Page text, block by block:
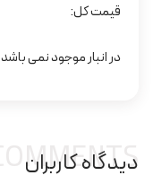
قیمت کل:
در انبار موجود نمی باشد
دیدگاه کاربران
COMMENTS